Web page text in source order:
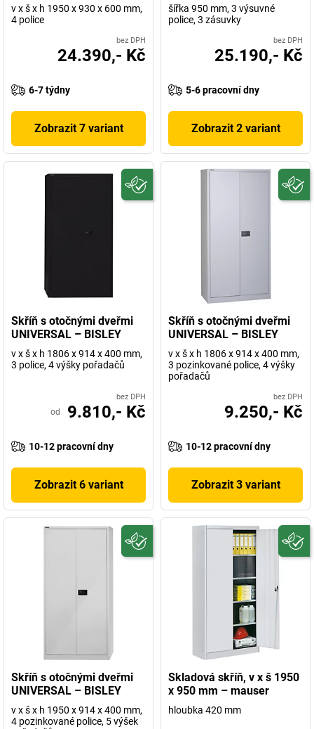
v x š x h 1950 x 930 x 600 mm,
4 police
bez DPH
24.390,- Kč
6-7 týdny
Zobrazit 7 variant
šířka 950 mm, 3 výsuvné
police, 3 zásuvky
bez DPH
25.190,- Kč
5-6 pracovní dny
Zobrazit 2 variant
Skříň s otočnými dveřmi
UNIVERSAL – BISLEY
v x š x h 1806 x 914 x 400 mm,
3 police, 4 výšky pořadačů
bez DPH
od 9.810,- Kč
10-12 pracovní dny
Zobrazit 6 variant
Skříň s otočnými dveřmi
UNIVERSAL – BISLEY
v x š x h 1806 x 914 x 400 mm,
3 pozinkované police, 4 výšky
pořadačů
bez DPH
9.250,- Kč
10-12 pracovní dny
Zobrazit 3 variant
Skříň s otočnými dveřmi
UNIVERSAL – BISLEY
v x š x h 1950 x 914 x 400 mm,
4 pozinkované police, 5 výšek
Skladová skříň, v x š 1950
x 950 mm – mauser
hloubka 420 mm